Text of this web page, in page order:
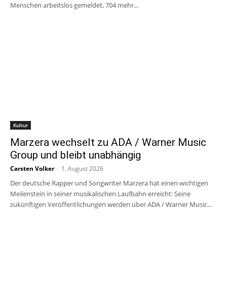
Menschen arbeitslos gemeldet, 704 mehr...
Kultur
Marzera wechselt zu ADA / Warner Music
Group und bleibt unabhängig
Carsten Volker - 1. August 2026
Der deutsche Rapper und Songwriter Marzera hat einen wichtigen
Meilenstein in seiner musikalischen Laufbahn erreicht: Seine
zukünftigen Veröffentlichungen werden über ADA / Warner Music...